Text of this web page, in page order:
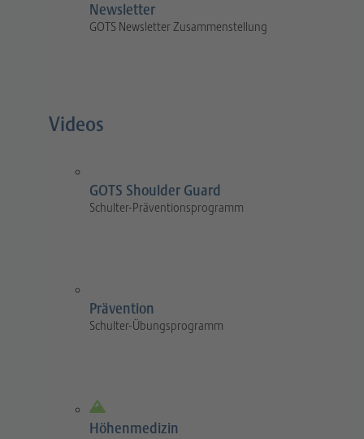
Newsletter
GOTS Newsletter Zusammenstellung
Videos
GOTS Shoulder Guard
Schulter-Präventionsprogramm
Prävention
Schulter-Übungsprogramm
Höhenmedizin